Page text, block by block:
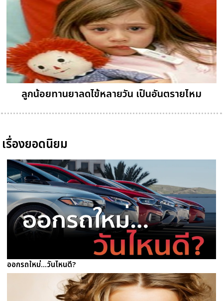
ลูกน้อยทานยาลดไข้หลายวัน เป็นอันตรายไหม
เรื่องยอดนิยม
ออกรถใหม่...วันไหนดี?